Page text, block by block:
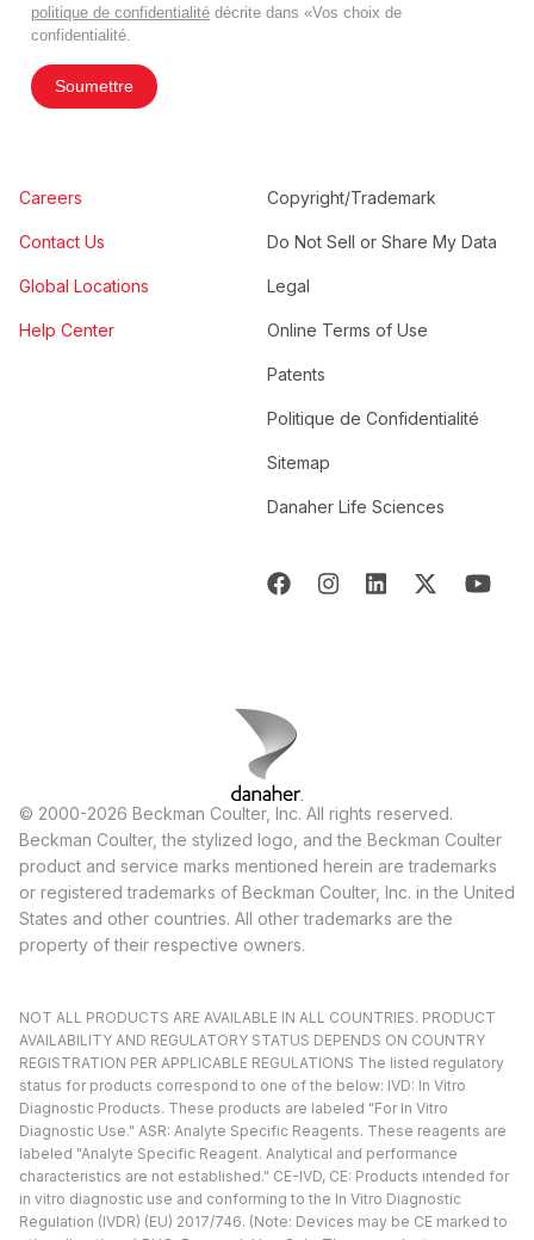
politique de confidentialité décrite dans «Vos choix de
confidentialité.
Soumettre
Careers
Contact Us
Global Locations
Help Center
Copyright/Trademark
Do Not Sell or Share My Data
Legal
Online Terms of Use
Patents
Politique de Confidentialité
Sitemap
Danaher Life Sciences
© 2000-2026 Beckman Coulter, Inc. All rights reserved.
Beckman Coulter, the stylized logo, and the Beckman Coulter
product and service marks mentioned herein are trademarks
or registered trademarks of Beckman Coulter, Inc. in the United
States and other countries. All other trademarks are the
property of their respective owners.
NOT ALL PRODUCTS ARE AVAILABLE IN ALL COUNTRIES. PRODUCT
AVAILABILITY AND REGULATORY STATUS DEPENDS ON COUNTRY
REGISTRATION PER APPLICABLE REGULATIONS The listed regulatory
status for products correspond to one of the below: IVD: In Vitro
Diagnostic Products. These products are labeled "For In Vitro
Diagnostic Use." ASR: Analyte Specific Reagents. These reagents are
labeled "Analyte Specific Reagent. Analytical and performance
characteristics are not established." CE-IVD, CE: Products intended for
in vitro diagnostic use and conforming to the In Vitro Diagnostic
Regulation (IVDR) (EU) 2017/746. (Note: Devices may be CE marked to